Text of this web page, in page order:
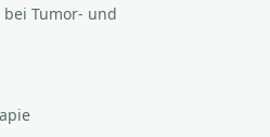
Tumor- und